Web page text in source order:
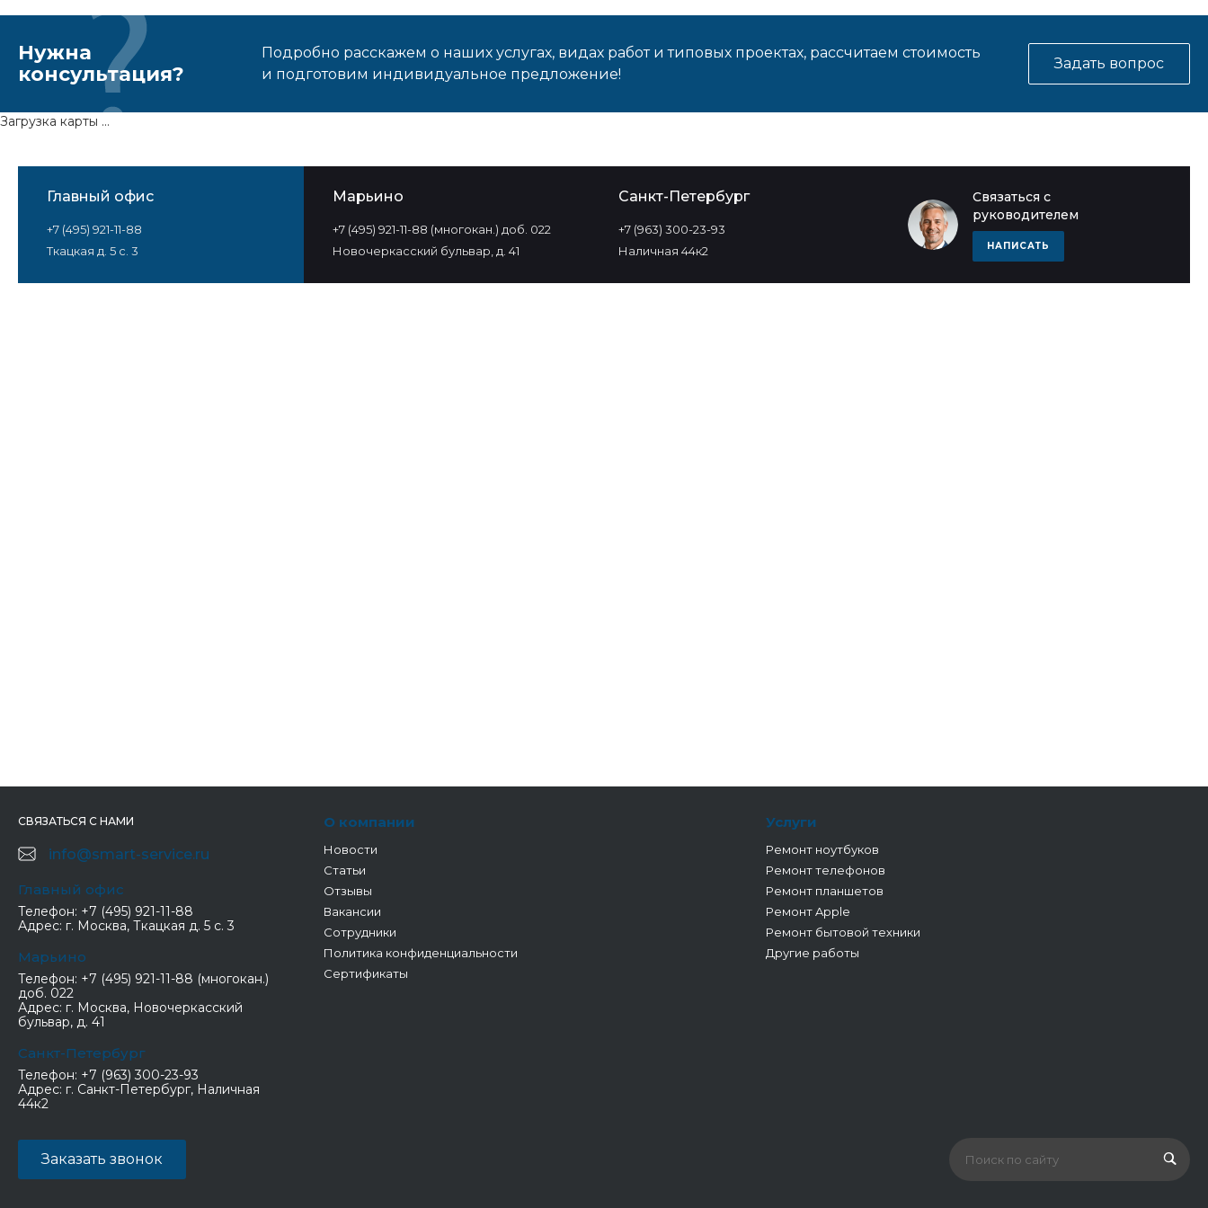
Нужна
консультация?
Подробно расскажем о наших услугах, видах работ и типовых проектах, рассчитаем стоимость
и подготовим индивидуальное предложение!
Задать вопрос
Связаться с
руководителем
НАПИСАТЬ
Главный офис
+7 (495) 921-11-88
Ткацкая д. 5 с. 3
Марьино
+7 (495) 921-11-88 (многокан.) доб. 022
Новочеркасский бульвар, д. 41
Санкт-Петербург
+7 (963) 300-23-93
Наличная 44к2
Загрузка карты ...
СВЯЗАТЬСЯ С НАМИ
info@smart-service.ru
Главный офис
Телефон: +7 (495) 921-11-88
Адрес: г. Москва, Ткацкая д. 5 с. 3
Марьино
Телефон: +7 (495) 921-11-88 (многокан.)
доб. 022
Адрес: г. Москва, Новочеркасский
бульвар, д. 41
Санкт-Петербург
Телефон: +7 (963) 300-23-93
Адрес: г. Санкт-Петербург, Наличная
44к2
О компании
Новости
Статьи
Отзывы
Вакансии
Сотрудники
Политика конфиденциальности
Сертификаты
Услуги
Ремонт ноутбуков
Ремонт телефонов
Ремонт планшетов
Ремонт Apple
Ремонт бытовой техники
Другие работы
Заказать звонок